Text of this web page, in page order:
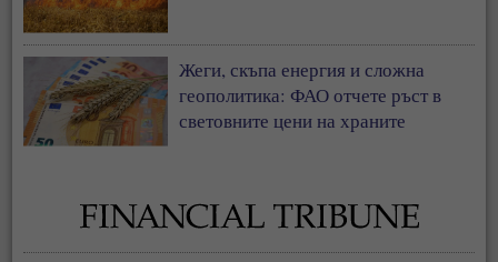
Жеги, скъпа енергия и сложна
геополитика: ФАО отчете ръст в
световните цени на храните